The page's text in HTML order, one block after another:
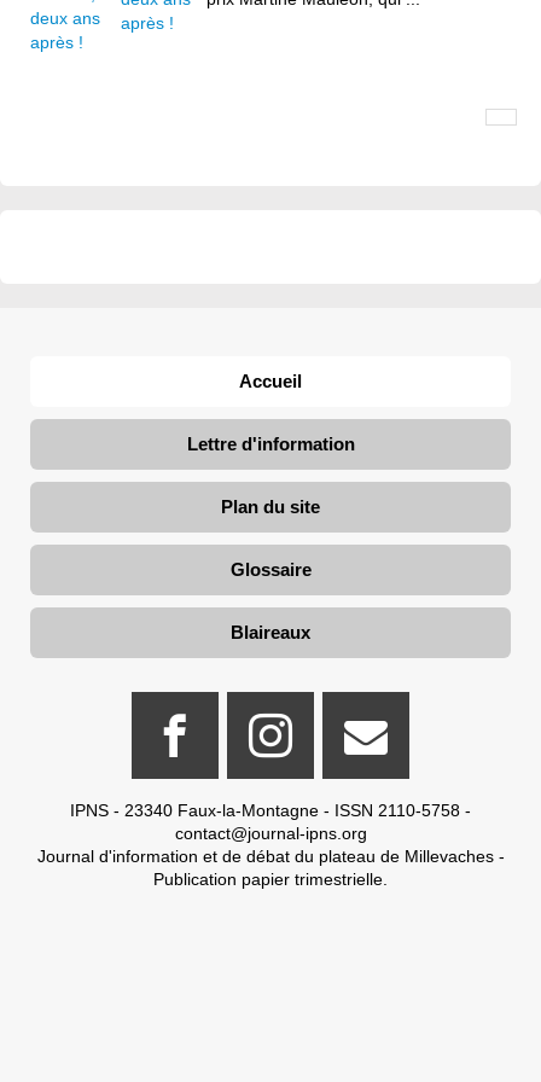
après !
Accueil
Lettre d'information
Plan du site
Glossaire
Blaireaux
IPNS - 23340 Faux-la-Montagne - ISSN 2110-5758 -
contact@journal-ipns.org
Journal d'information et de débat du plateau de Millevaches -
Publication papier trimestrielle.